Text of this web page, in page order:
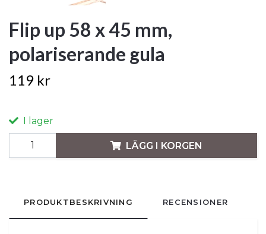
Flip up 58 x 45 mm,
polariserande gula
119 kr
I lager
LÄGG I KORGEN
PRODUKTBESKRIVNING RECENSIONER